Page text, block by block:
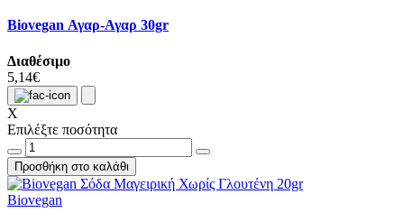
Biovegan Αγαρ-Αγαρ 30gr
Διαθέσιμο
5,14€
X
Επιλέξτε ποσότητα
Προσθήκη στο καλάθι
Biovegan